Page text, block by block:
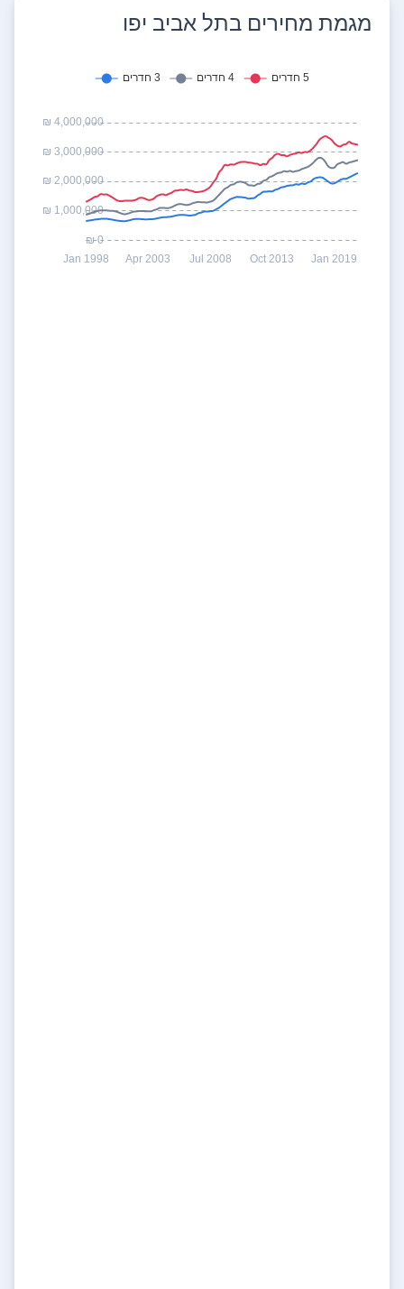
מגמת מחירים בתל אביב יפו